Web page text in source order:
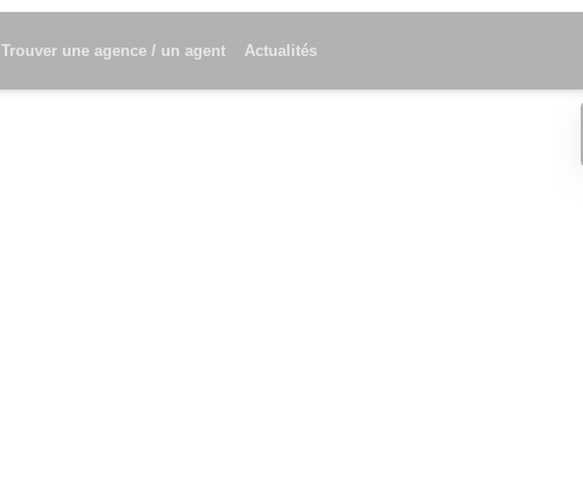
Trouver une agence / un agent Actualités